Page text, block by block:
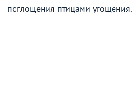
поглощения птицами угощения.